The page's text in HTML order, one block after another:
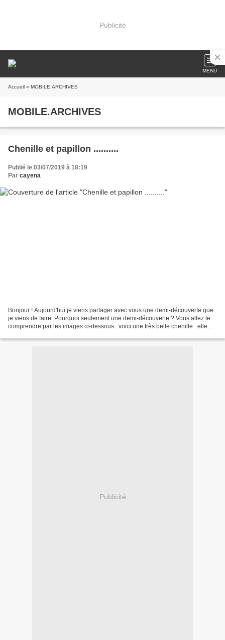
Publicité
MENU
Accueil » MOBILE.ARCHIVES
MOBILE.ARCHIVES
Chenille et papillon ..........
Publié le 03/07/2019 à 18:19
Par cayena
Bonjour ! Aujourd'hui je viens partager avec vous une demi-découverte que
je viens de faire. Pourquoi seulement une demi-découverte ? Vous allez le
comprendre par les images ci-dessous : voici une très belle chenille : elle
Publicité